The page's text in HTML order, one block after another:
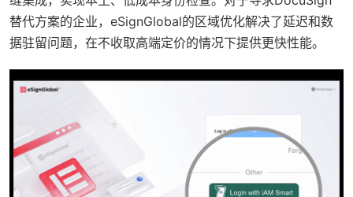
替代方案的企业，eSignGlobal的区域优化解决了延迟和数
据驻留问题，在不收取高端定价的情况下提供更快性能。